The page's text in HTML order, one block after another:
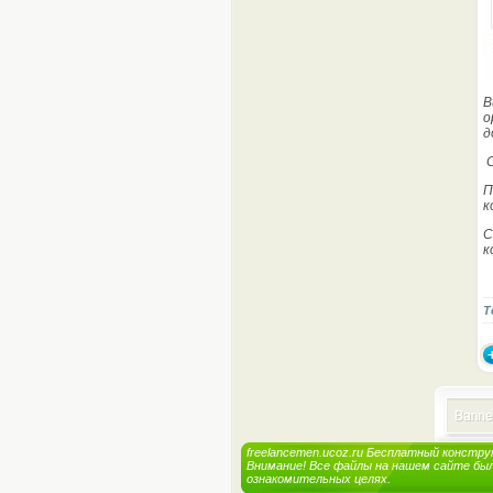
freelancemen.ucoz.ru Бесплатный
Внимание! Все файлы на нашем сайте
ознакомительных целях.